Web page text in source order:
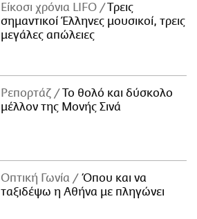
Είκοσι χρόνια LIFO
Tρεις
σημαντικοί Έλληνες μουσικοί, τρεις
μεγάλες απώλειες
Ρεπορτάζ
Το θολό και δύσκολο
μέλλον της Μονής Σινά
Οπτική Γωνία
Όπου και να
ταξιδέψω η Αθήνα με πληγώνει